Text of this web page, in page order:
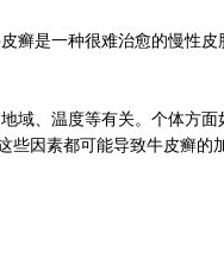
是一种很难治愈的慢性皮
、温度等有关。个体方面
因素都可能导致牛皮癣